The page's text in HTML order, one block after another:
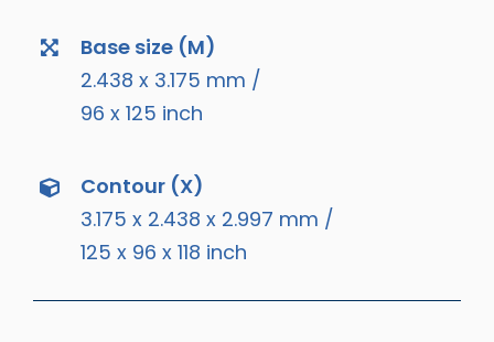
Base size (M)
2.438 x 3.175 mm /
96 x 125 inch
Contour (X)
3.175 x 2.438 x 2.997 mm /
125 x 96 x 118 inch